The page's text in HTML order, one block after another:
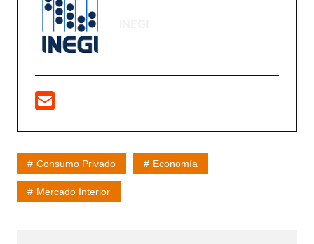
Consumo Privado Economía
Mercado Interior